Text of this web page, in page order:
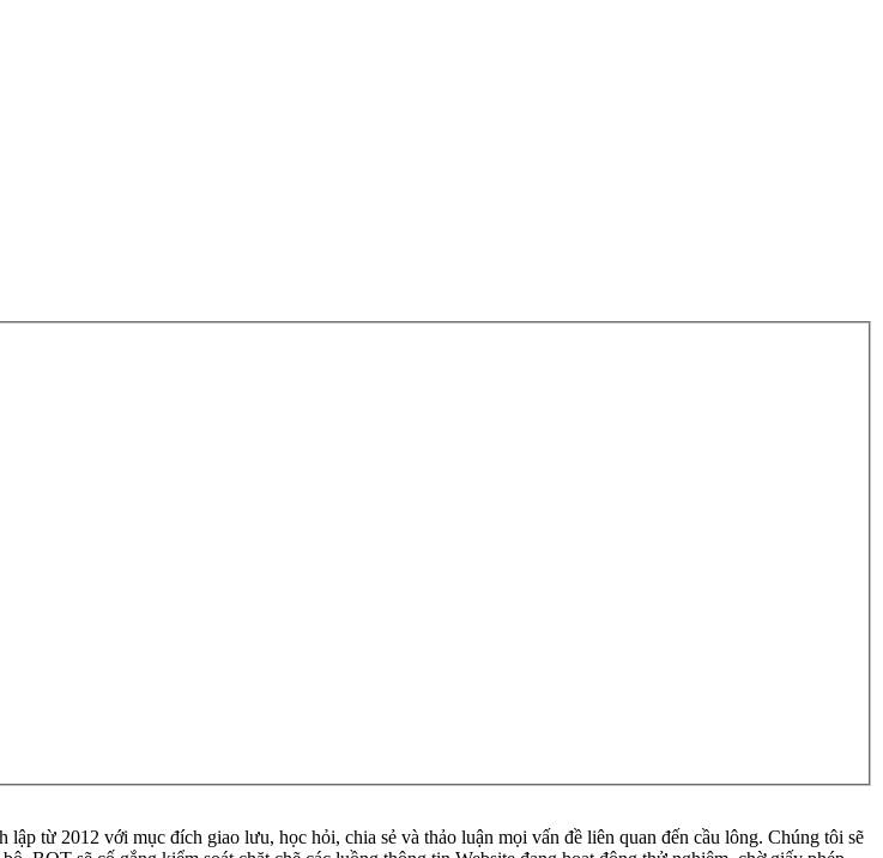
từ 2012 với mục đích giao lưu, học hỏi, chia sẻ và thảo luận mọi vấn đề liên quan đến cầu lông. Chúng tôi sẽ